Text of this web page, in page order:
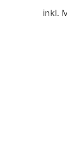
inkl.